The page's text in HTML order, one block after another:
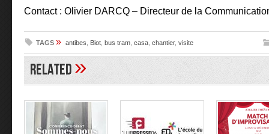
Contact : Olivier DARCQ – Directeur de la
TAGS » antibes Biot bus tram casa chantier, visite
Related»